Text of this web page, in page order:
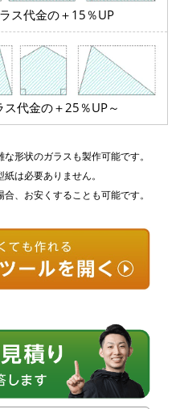
ス代金の＋15％UP
ス代金の＋25％UP～
形状のガラスも製作可能です。
は必要ありません。
、お安くすることも可能です。